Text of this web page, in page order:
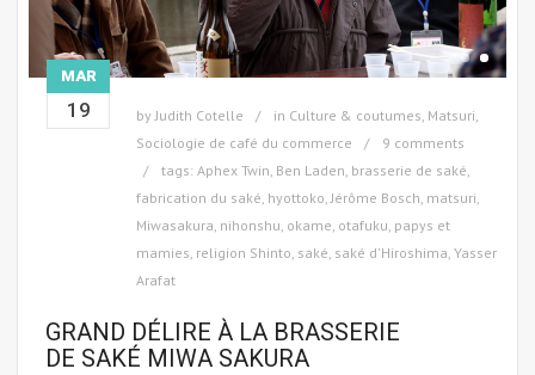
MAR
19 byJudith Cotelle in Culture & coutumes, Matsuri,
Sociologie de café du commerce
9 comments
tags: Aphex Twin, Ben Laden, brasserie de saké,
fabrication du saké, hyottoko,Jérôme Bosch, matsuri,
Miwasakura, nihonshu, okame, otafuku, papys et
mamies, religion Shinto, saké, saké d'Hiroshima, Yasser
Arafat
GRAND DÉLIRE À LA BRASSERIE
DE SAKÉ MIWA SAKURA